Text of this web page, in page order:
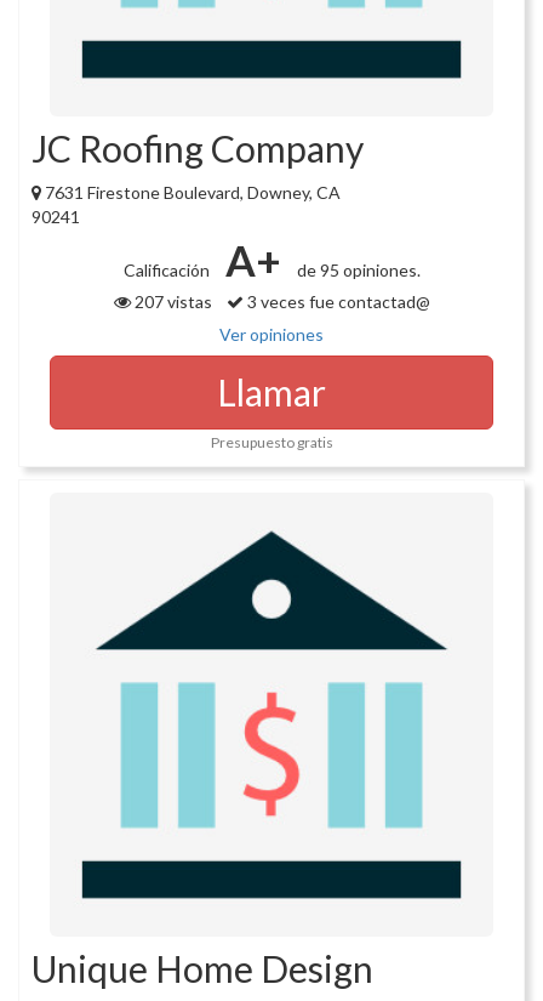
JC Roofing Company
7631 Firestone Boulevard, Downey, CA
90241
Calificación A+
de 95 opiniones.
207 vistas
3 veces fue contactad@
Ver opiniones
Llamar
Presupuesto gratis
Unique Home Design